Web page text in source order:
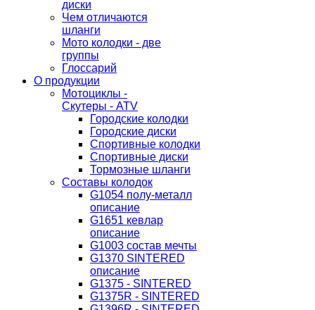
диски
Чем отличаются
шланги
Мото колодки - две
группы
Глоссарий
О продукции
Мотоциклы -
Скутеры - ATV
Городские колодки
Городские диски
Спортивные колодки
Спортивные диски
Тормозные шланги
Составы колодок
G1054 полу-металл
описание
G1651 кевлар
описание
G1003 состав мечты
G1370 SINTERED
описание
G1375 - SINTERED
G1375R - SINTERED